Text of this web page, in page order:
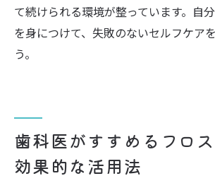
て続けられる環境が整っています。自
を身につけて、失敗のないセルフケア
う。
歯科医がすすめるフロ
効果的な活用法